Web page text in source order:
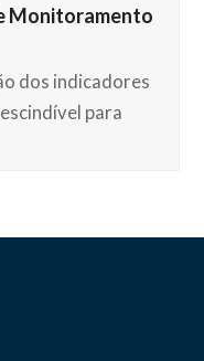
Monitoramento
dos indicadores
para